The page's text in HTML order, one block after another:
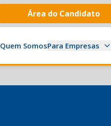
Área do Candidato
Quem SomosPara Empresas